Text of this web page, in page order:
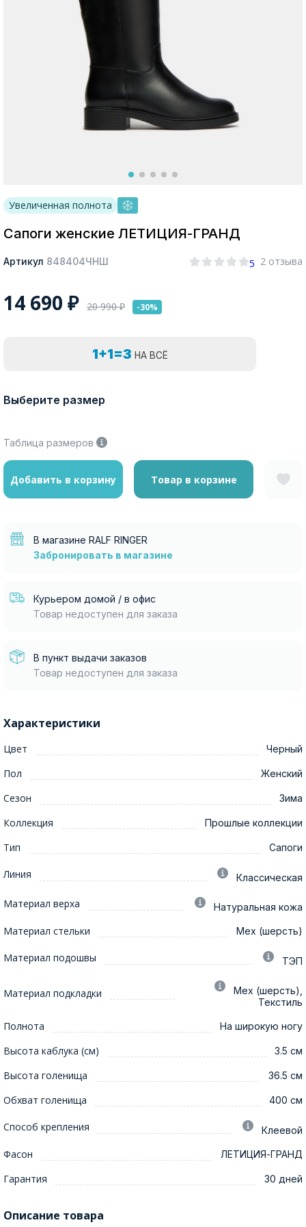
Да, все верно Изменить город
Покупателям
Увеличенная полнота
Сапоги женские ЛЕТИЦИЯ-ГРАНД
Артикул 848404ЧНШ 5 2 отзыва
14 690 ₽ 20 990₽ -30%
1+1=3 НА ВСЁ
Выберите размер
Таблица размеров
Добавить в корзину Товар в корзине
В магазине RALF RINGER
Забронировать в магазине
Курьером домой / в офис
Товар недоступен для заказа
В пункт выдачи заказов
Товар недоступен для заказа
Характеристики
Цвет Черный
Пол Женский
Сезон Зима
Коллекция Прошлые коллекции
Тип Сапоги
Линия Классическая
Материал верха Натуральная кожа
Материал стельки Мех (шерсть)
Материал подошвы ТЭП
Материал подкладки
Мех (шерсть),
Текстиль
Полнота На широкую ногу
Высота каблука (см) 3.5 см
Высота голенища 36.5 см
Обхват голенища 400 см
Способ крепления Клеевой
Фасон ЛЕТИЦИЯ-ГРАНД
Гарантия 30 дней
Описание товара